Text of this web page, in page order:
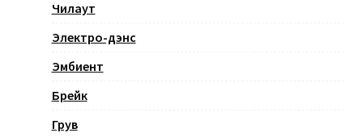
Чилаут
Электро-дэнс
Эмбиент
Брейк
Грув